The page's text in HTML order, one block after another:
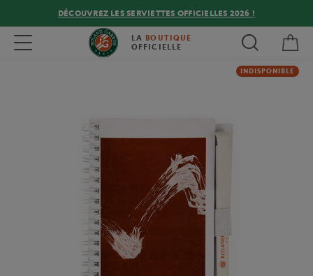
DÉCOUVREZ LES SERVIETTES OFFICIELLES 2026 !
Toggle navigation LA BOUTIQUE
OFFICIELLE
INDISPONIBLE